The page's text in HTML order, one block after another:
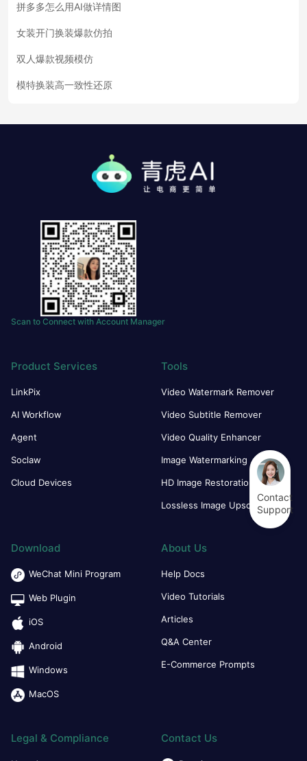
拼多多怎么用AI做详情图
女装开门换装爆款仿拍
双人爆款视频模仿
模特换装高一致性还原
Scan to Connect with Account Manager
Product Services
LinkPix
AI Workflow
Agent
Soclaw
Cloud Devices
Tools
Video Watermark Remover
Video Subtitle Remover
Video Quality Enhancer
Image Watermarking
HD Image Restoration
Lossless Image Upscaling
Download
WeChat Mini Program
Web Plugin
iOS
Android
Windows
MacOS
About Us
Help Docs
Video Tutorials
Articles
Q&A Center
E-Commerce Prompts
Legal & Compliance Contact Us
Contact
Support